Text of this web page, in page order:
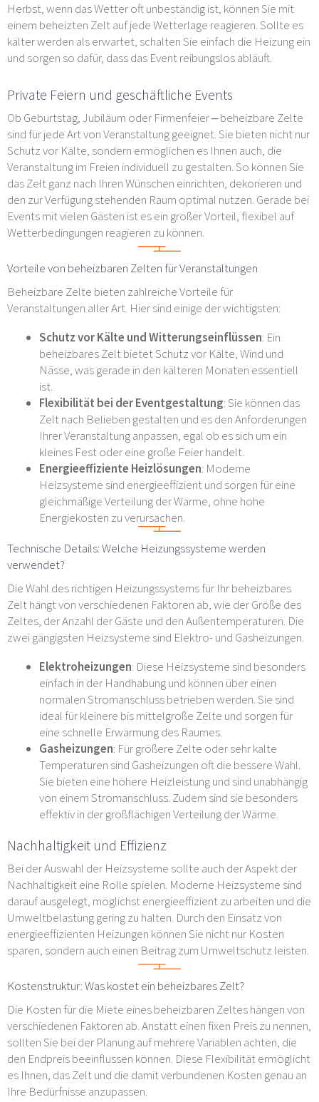
Herbst, wenn das Wetter oft unbeständig ist, können Sie mit
einem beheizten Zelt auf jede Wetterlage reagieren. Sollte es
kälter werden als erwartet, schalten Sie einfach die Heizung ein
und sorgen so dafür, dass das Event reibungslos abläuft.
Private Feiern und geschäftliche Events
Ob Geburtstag, Jubiläum oder Firmenfeier – beheizbare Zelte
sind für jede Art von Veranstaltung geeignet. Sie bieten nicht nur
Schutz vor Kälte, sondern ermöglichen es Ihnen auch, die
Veranstaltung im Freien individuell zu gestalten. So können Sie
das Zelt ganz nach Ihren Wünschen einrichten, dekorieren und
den zur Verfügung stehenden Raum optimal nutzen. Gerade bei
Events mit vielen Gästen ist es ein großer Vorteil, flexibel auf
Wetterbedingungen reagieren zu können.
Vorteile von beheizbaren Zelten für Veranstaltungen
Beheizbare Zelte bieten zahlreiche Vorteile für
Veranstaltungen aller Art. Hier sind einige der wichtigsten:
Schutz vor Kälte und Witterungseinflüssen: Ein
beheizbares Zelt bietet Schutz vor Kälte, Wind und
Nässe, was gerade in den kälteren Monaten essentiell
ist.
Flexibilität bei der Eventgestaltung: Sie können das
Zelt nach Belieben gestalten und es den Anforderungen
Ihrer Veranstaltung anpassen, egal ob es sich um ein
kleines Fest oder eine große Feier handelt.
Energieeffiziente Heizlösungen: Moderne
Heizsysteme sind energieeffizient und sorgen für eine
gleichmäßige Verteilung der Wärme, ohne hohe
Energiekosten zu verursachen.
Technische Details: Welche Heizungssysteme werden
verwendet?
Die Wahl des richtigen Heizungssystems für Ihr beheizbares
Zelt hängt von verschiedenen Faktoren ab, wie der Größe des
Zeltes, der Anzahl der Gäste und den Außentemperaturen. Die
zwei gängigsten Heizsysteme sind Elektro- und Gasheizungen.
Elektroheizungen: Diese Heizsysteme sind besonders
einfach in der Handhabung und können über einen
normalen Stromanschluss betrieben werden. Sie sind
ideal für kleinere bis mittelgroße Zelte und sorgen für
eine schnelle Erwärmung des Raumes.
Gasheizungen: Für größere Zelte oder sehr kalte
Temperaturen sind Gasheizungen oft die bessere Wahl.
Sie bieten eine höhere Heizleistung und sind unabhängig
von einem Stromanschluss. Zudem sind sie besonders
effektiv in der großflächigen Verteilung der Wärme.
Nachhaltigkeit und Effizienz
Bei der Auswahl der Heizsysteme sollte auch der Aspekt der
Nachhaltigkeit eine Rolle spielen. Moderne Heizsysteme sind
darauf ausgelegt, möglichst energieeffizient zu arbeiten und die
Umweltbelastung gering zu halten. Durch den Einsatz von
energieeffizienten Heizungen können Sie nicht nur Kosten
sparen, sondern auch einen Beitrag zum Umweltschutz leisten.
Kostenstruktur: Was kostet ein beheizbares Zelt?
Die Kosten für die Miete eines beheizbaren Zeltes hängen von
verschiedenen Faktoren ab. Anstatt einen fixen Preis zu nennen,
sollten Sie bei der Planung auf mehrere Variablen achten, die
den Endpreis beeinflussen können. Diese Flexibilität ermöglicht
es Ihnen, das Zelt und die damit verbundenen Kosten genau an
Ihre Bedürfnisse anzupassen.